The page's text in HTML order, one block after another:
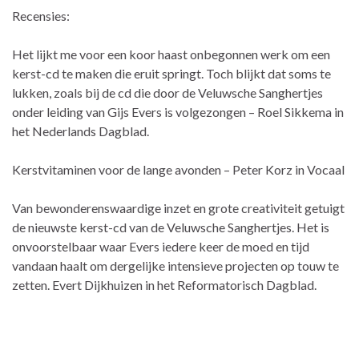
Recensies:
Het lijkt me voor een koor haast onbegonnen werk om een
kerst-cd te maken die eruit springt. Toch blijkt dat soms te
lukken, zoals bij de cd die door de Veluwsche Sanghertjes
onder leiding van Gijs Evers is volgezongen – Roel Sikkema in
het Nederlands Dagblad.
Kerstvitaminen voor de lange avonden – Peter Korz in Vocaal
Van bewonderenswaardige inzet en grote creativiteit getuigt
de nieuwste kerst-cd van de Veluwsche Sanghertjes. Het is
onvoorstelbaar waar Evers iedere keer de moed en tijd
vandaan haalt om dergelijke intensieve projecten op touw te
zetten. Evert Dijkhuizen in het Reformatorisch Dagblad.